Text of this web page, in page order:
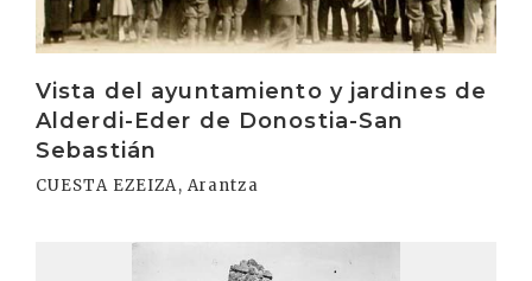
Vista del ayuntamiento y jardines de
Alderdi-Eder de Donostia-San
Sebastián
CUESTA EZEIZA, Arantza